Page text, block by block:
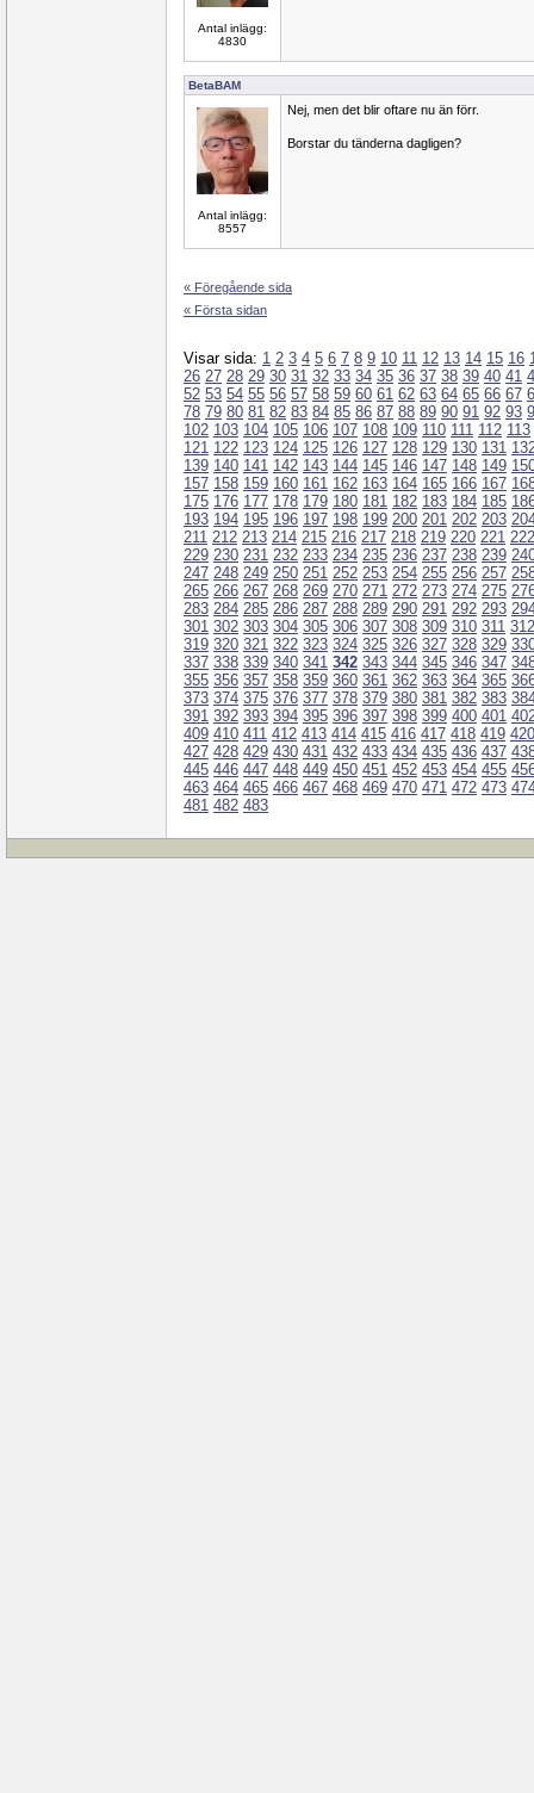
Antal inlägg:
4830
BetaBAM
Antal inlägg:
8557
Nej, men det blir oftare nu än förr.
Borstar du tänderna dagligen?
« Föregående sida
« Första sidan
Visar sida: 1 2 3 4 5 6 7 8 9 10 11 12 13 14 15 16
26 27 28 29 30 31 32 33 34 35 36 37 38 39 40 41
52 53 54 55 56 57 58 59 60 61 62 63 64 65 66 67
78 79 80 81 82 83 84 85 86 87 88 89 90 91 92 93
102 103 104 105 106 107 108 109 110 111 112 113
121 122 123 124 125 126 127 128 129 130 131
139 140 141 142 143 144 145 146 147 148 149
157 158 159 160 161 162 163 164 165 166 167
175 176 177 178 179 180 181 182 183 184 185
193 194 195 196 197 198 199 200 201 202 203
211 212 213 214 215 216 217 218 219 220 221 222
229 230 231 232 233 234 235 236 237 238 239
247 248 249 250 251 252 253 254 255 256 257
265 266 267 268 269 270 271 272 273 274 275
283 284 285 286 287 288 289 290 291 292 293
301 302 303 304 305 306 307 308 309 310 311 312
319 320 321 322 323 324 325 326 327 328 329
337 338 339 340 341 342 343 344 345 346 347
355 356 357 358 359 360 361 362 363 364 365
373 374 375 376 377 378 379 380 381 382 383
391 392 393 394 395 396 397 398 399 400 401
409 410 411 412 413 414 415 416 417 418 419 420
427 428 429 430 431 432 433 434 435 436 437
445 446 447 448 449 450 451 452 453 454 455
463 464 465 466 467 468 469 470 471 472 473
481 482 483